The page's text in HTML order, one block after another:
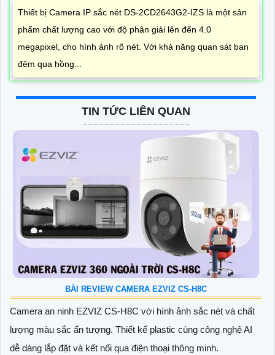
Thiết bị Camera IP sắc nét DS-2CD2643G2-IZS là một sản
phẩm chất lượng cao với độ phân giải lên đến 4.0
megapixel, cho hình ảnh rõ nét. Với khả năng quan sát ban
đêm qua hồng...
TIN TỨC LIÊN QUAN
BÀI REVIEW CAMERA EZVIZ CS-H8C
Camera an ninh EZVIZ CS-H8C với hình ảnh sắc nét và chất
lượng màu sắc ấn tượng. Thiết kế plastic cùng công nghệ AI
dễ dàng lắp đặt và kết nối qua điện thoại thông minh.